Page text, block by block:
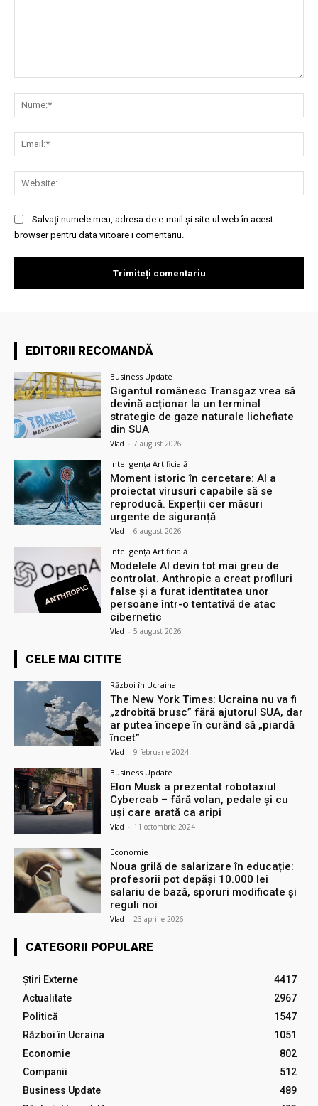
Salvați numele meu, adresa de e-mail și site-ul web în acest
browser pentru data viitoare i comentariu.
EDITORII RECOMANDĂ
Business Update
Gigantul românesc Transgaz vrea să
devină acționar la un terminal
strategic de gaze naturale lichefiate
din SUA
Vlad - 7 august 2026
Inteligența Artificială
Moment istoric în cercetare: AI a
proiectat virusuri capabile să se
reproducă. Experții cer măsuri
urgente de siguranță
Vlad - 6 august 2026
Inteligența Artificială
Modelele AI devin tot mai greu de
controlat. Anthropic a creat profiluri
false și a furat identitatea unor
persoane într-o tentativă de atac
cibernetic
Vlad - 5 august 2026
CELE MAI CITITE
Război în Ucraina
The New York Times: Ucraina nu va fi
„zdrobită brusc” fără ajutorul SUA, dar
ar putea începe în curând să „piardă
încet”
Vlad - 9 februarie 2024
Business Update
Elon Musk a prezentat robotaxiul
Cyberсab – fără volan, pedale și cu
uși care arată ca aripi
Vlad - 11 octombrie 2024
Economie
Noua grilă de salarizare în educație:
profesorii pot depăși 10.000 lei
salariu de bază, sporuri modificate și
reguli noi
Vlad - 23 aprilie 2026
CATEGORII POPULARE
Știri Externe
4417
Actualitate
2967
Politică
1547
Război în Ucraina
1051
Economie
802
Companii
512
Business Update
489